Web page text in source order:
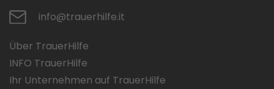
info@trauerhilfe.it
Über TrauerHilfe
INFO TrauerHilfe
Ihr Unternehmen auf TrauerHilfe